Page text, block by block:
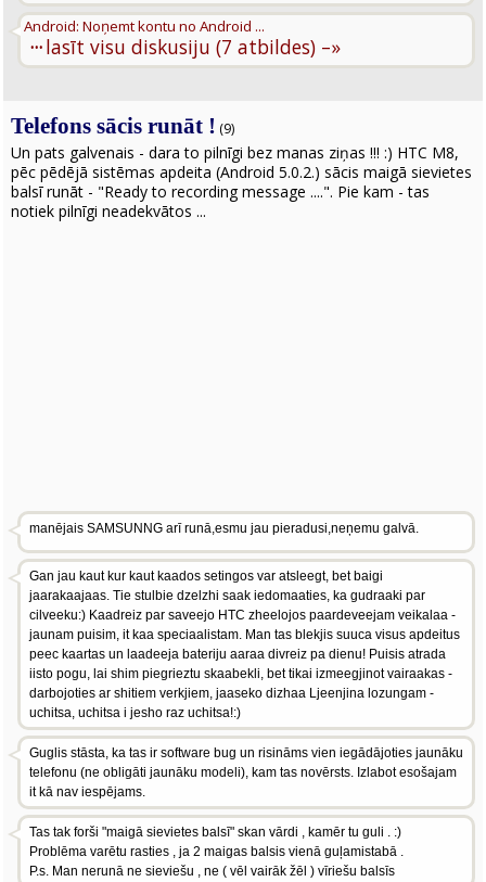
···
Android: Noņemt kontu no Android ...
lasīt visu diskusiju (7 atbildes) –»
Telefons sācis runāt ! (9)
Un pats galvenais - dara to pilnīgi bez manas ziņas !!! :) HTC M8,
pēc pēdējā sistēmas apdeita (Android 5.0.2.) sācis maigā sievietes
balsī runāt - "Ready to recording message ....". Pie kam - tas
notiek pilnīgi neadekvātos ...
manējais SAMSUNNG arī runā,esmu jau pieradusi,neņemu galvā.
Gan jau kaut kur kaut kaados setingos var atsleegt, bet baigi
jaarakaajaas. Tie stulbie dzelzhi saak iedomaaties, ka gudraaki par
cilveeku:) Kaadreiz par saveejo HTC zheelojos paardeveejam veikalaa -
jaunam puisim, it kaa speciaalistam. Man tas blekjis suuca visus apdeitus
peec kaartas un laadeeja bateriju aaraa divreiz pa dienu! Puisis atrada
iisto pogu, lai shim piegrieztu skaabekli, bet tikai izmeegjinot vairaakas -
darbojoties ar shitiem verkjiem, jaaseko dizhaa Ljeenjina lozungam -
uchitsa, uchitsa i jesho raz uchitsa!:)
Guglis stāsta, ka tas ir software bug un risināms vien iegādājoties jaunāku
telefonu (ne obligāti jaunāku modeli), kam tas novērsts. Izlabot esošajam
it kā nav iespējams.
Tas tak forši "maigā sievietes balsī" skan vārdi , kamēr tu guli . :)
Problēma varētu rasties , ja 2 maigas balsis vienā guļamistabā .
P.s. Man nerunā ne sieviešu , ne ( vēl vairāk žēl ) vīriešu balsīs